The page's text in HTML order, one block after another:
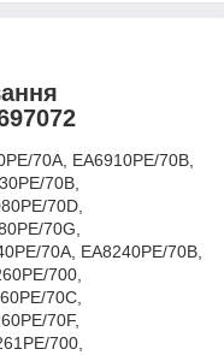
70A, EA6910PE/70B,
70B,
70D,
70G,
70A, EA8240PE/70B,
700,
70C,
70F,
700,